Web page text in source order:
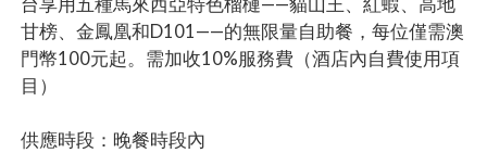
甘榜、金鳳凰和D101——的無限量自助餐，每位僅需澳
門幣100元起。需加收10%服務費（酒店內自費使用項
目）
供應時段：晚餐時段內